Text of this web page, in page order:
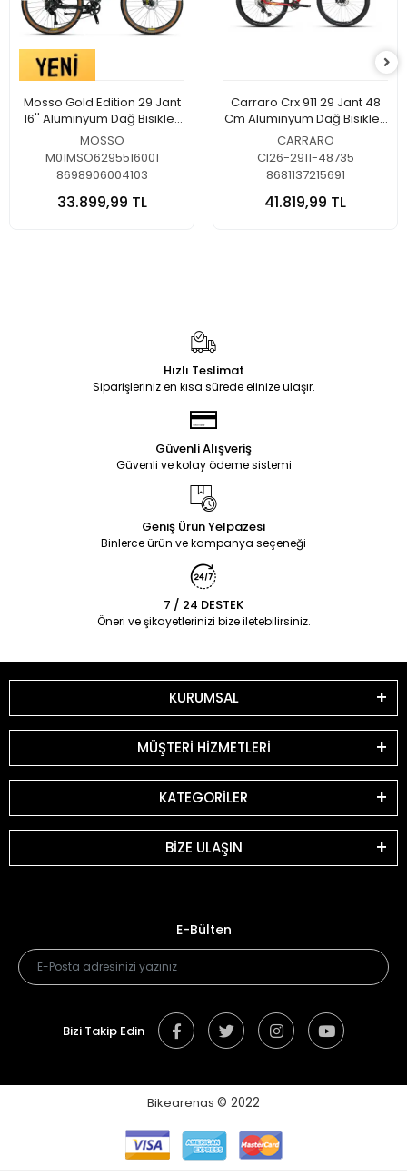
Mosso Gold Edition 29 Jant
16'' Alüminyum Dağ Bisikleti
Mat Siyah-Gold
MOSSO
M01MSO6295516001
8698906004103
33.899,99 TL
Carraro Crx 911 29 Jant 48
Cm Alüminyum Dağ Bisikleti
Krom Kırmızı-Şeftali
CARRARO
CI26-2911-48735
8681137215691
41.819,99 TL
Hızlı Teslimat
Siparişleriniz en kısa sürede elinize ulaşır.
Güvenli Alışveriş
Güvenli ve kolay ödeme sistemi
Geniş Ürün Yelpazesi
Binlerce ürün ve kampanya seçeneği
7 / 24 DESTEK
Öneri ve şikayetlerinizi bize iletebilirsiniz.
KURUMSAL
MÜŞTERİ HİZMETLERİ
KATEGORİLER
BİZE ULAŞIN
E-Bülten
Bizi Takip Edin
Bikearenas © 2022